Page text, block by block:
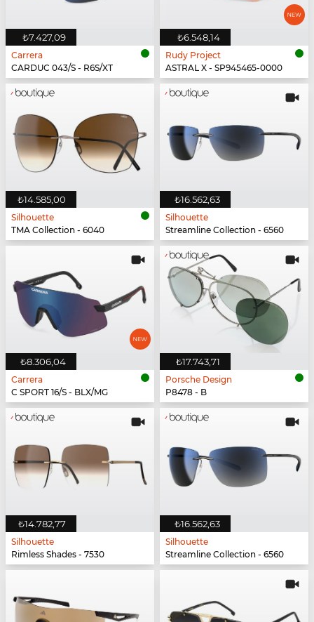
₺7.427,09
Carrera
CARDUC 043/S - R6S/XT
₺6.548,14
Rudy Project
ASTRAL X - SP945465-0000
₺14.585,00
Silhouette
TMA Collection - 6040
₺16.562,63
Silhouette
Streamline Collection - 6560
₺8.306,04
Carrera
C SPORT 16/S - BLX/MG
₺17.743,71
Porsche Design
P8478 - B
₺14.782,77
Silhouette
Rimless Shades - 7530
₺16.562,63
Silhouette
Streamline Collection - 6560